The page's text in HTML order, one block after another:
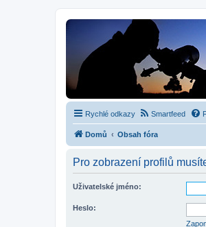
Rychlé odkazy Smartfeed
Domů Obsah fóra
Pro zobrazení profilů
Uživatelské jméno:
Heslo: